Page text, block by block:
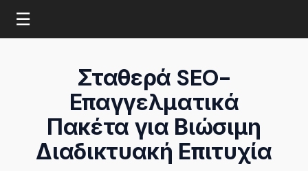
☰
Σταθερά SEO-
Επαγγελματικά
Πακέτα για Βιώσιμη
Διαδικτυακή Επιτυχία